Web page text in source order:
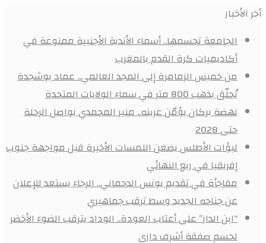
أخر الأخبار
الجامعة تحسمها.. أسماء الأندية الأجنبية ممنوعة في
أكاديميات كرة القدم بالمغرب
من خميس الزمامرة إلى المجد العالمي.. عماد بوشجدة
يُحلّق بذهب 800 متر في سماء الولايات المتحدة
نهضة بركان يؤمّن عرينه.. منير المحمدي يواصل الرحلة
حتى 2028
لبؤات الأطلس يضعن اللمسات الأخيرة قبل مواجهة جنوب
إفريقيا في ربع النهائي
مفاجأة في تقديم يونس الدحماني.. الرجاء يستعد للإعلان
عن جناحه الجديد وسط ترقب جماهيري
“ابن الدار” على أعتاب العودة.. الوداد يترقب الضوء الأخضر
لحسم صفقة أشرف داري